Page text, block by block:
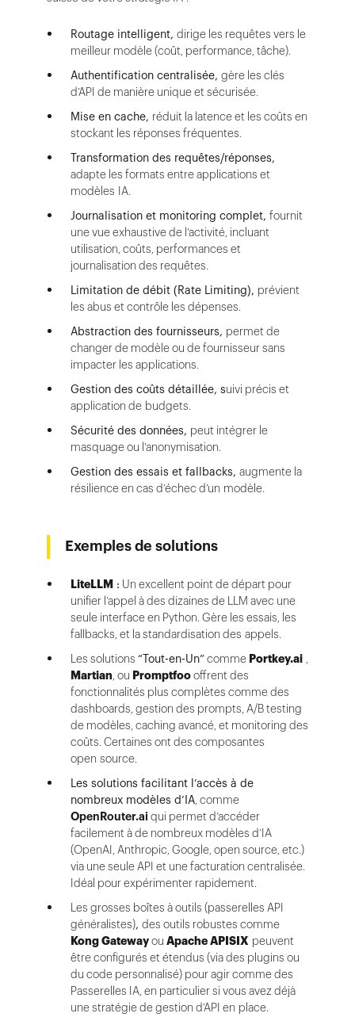
Routage intelligent, dirige les requêtes vers le
meilleur modèle (coût, performance, tâche).
Authentification centralisée, gère les clés
d’API de manière unique et sécurisée.
Mise en cache, réduit la latence et les coûts en
stockant les réponses fréquentes.
Transformation des requêtes/réponses,
adapte les formats entre applications et
modèles IA.
Journalisation et monitoring complet, fournit
une vue exhaustive de l’activité, incluant
utilisation, coûts, performances et
journalisation des requêtes.
Limitation de débit (Rate Limiting), prévient
les abus et contrôle les dépenses.
Abstraction des fournisseurs, permet de
changer de modèle ou de fournisseur sans
impacter les applications.
Gestion des coûts détaillée, suivi précis et
application de budgets.
Sécurité des données, peut intégrer le
masquage ou l’anonymisation.
Gestion des essais et fallbacks, augmente la
résilience en cas d’échec d’un modèle.
Exemples de solutions
LiteLLM : Un excellent point de départ pour
unifier l’appel à des dizaines de LLM avec une
seule interface en Python. Gère les essais, les
fallbacks, et la standardisation des appels.
Les solutions “Tout-en-Un”comme Portkey.ai ,
Martian, ou Promptfoooffrent des
fonctionnalités plus complètes comme des
dashboards, gestion des prompts, A/B testing
de modèles, caching avancé, et monitoring des
coûts. Certaines ont des composantes
open source.
Les solutions facilitant l’accès à de
nombreux modèles d’IA, comme
OpenRouter.ai qui permet d’accéder
facilement à de nombreux modèles d’IA
(OpenAI, Anthropic, Google, open source, etc.)
via une seule API et une facturation centralisée.
Idéal pour expérimenter rapidement.
Les grosses boîtes à outils (passerelles API
généralistes), des outils robustes comme
Kong Gatewayou Apache APISIX peuvent
être configurés et étendus (via des plugins ou
du code personnalisé) pour agir comme des
Passerelles IA, en particulier si vous avez déjà
une stratégie de gestion d’API en place.